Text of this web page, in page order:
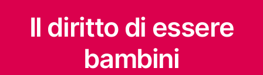
Il diritto di essere
bambini